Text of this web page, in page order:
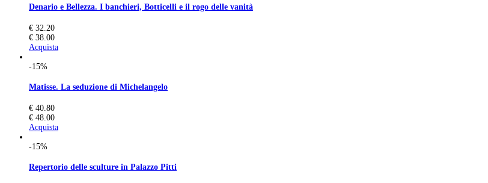
Denario e Bellezza. I banchieri, Botticelli e il rogo delle vanità
€ 32.20
€ 38.00
Acquista
-15%
Matisse. La seduzione di Michelangelo
€ 40.80
€ 48.00
Acquista
-15%
Repertorio delle sculture in Palazzo Pitti